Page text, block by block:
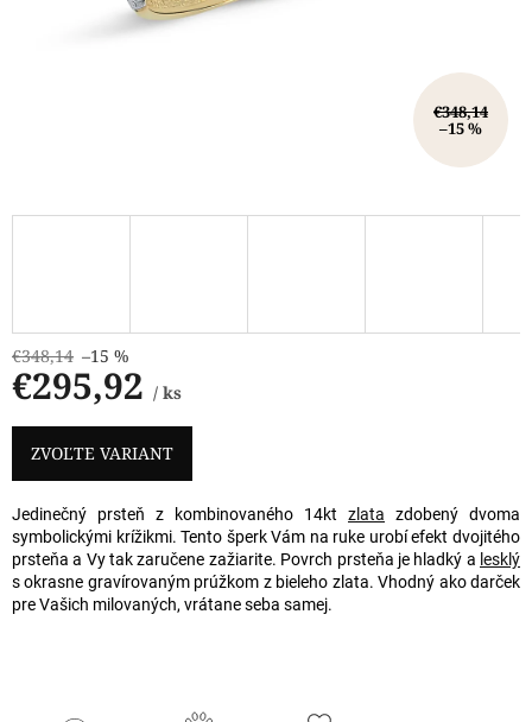
€348,14
–15 %
€348,14 –15 %
€295,92 / ks
Jednotková
cena:
ZVOĽTE VARIANT
Jedinečný prsteň z kombinovaného 14kt zlata zdobený dvoma
symbolickými krížikmi. Tento šperk Vám na ruke urobí efekt dvojitého
prsteňa a Vy tak zaručene zažiarite. Povrch prsteňa je hladký a lesklý
s okrasne gravírovaným prúžkom z bieleho zlata. Vhodný ako darček
pre Vašich milovaných, vrátane seba samej.